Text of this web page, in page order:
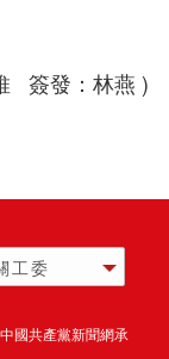
簽發：林燕 )
工委
國共產黨新聞網承